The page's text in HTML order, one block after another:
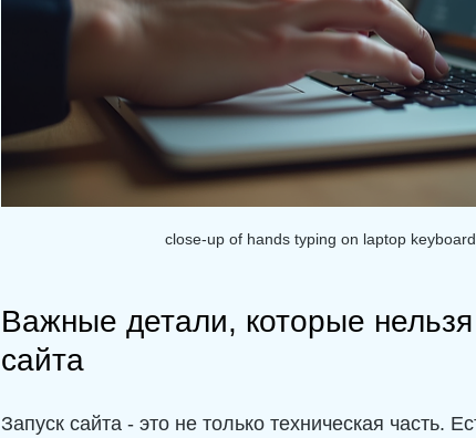
close-up of hands typing on laptop
Важные детали, которые нельзя
сайта
Запуск сайта - это не только техническая часть.